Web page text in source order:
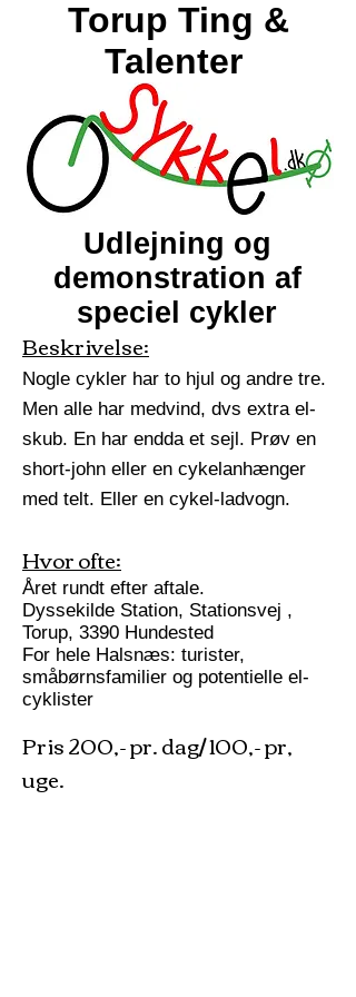
Torup Ting &
Talenter
Udlejning og
demonstration af
speciel cykler
Beskrivelse:
Nogle cykler har to hjul og andre tre.
Men alle har medvind, dvs extra el-
skub. En har endda et sejl. Prøv en
short-john eller en cykelanhænger
med telt. Eller en cykel-ladvogn.​
Hvor ofte:
Året rundt efter aftale.
Dyssekilde Station, Stationsvej ,
Torup, 3390 Hundested
For hele Halsnæs: turister,
småbørnsfamilier og potentielle el-
cyklister
Pris 200,- pr. dag/ 100,- pr,
uge.